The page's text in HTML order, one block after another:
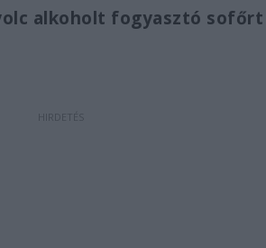
alkoholt fogyasztó